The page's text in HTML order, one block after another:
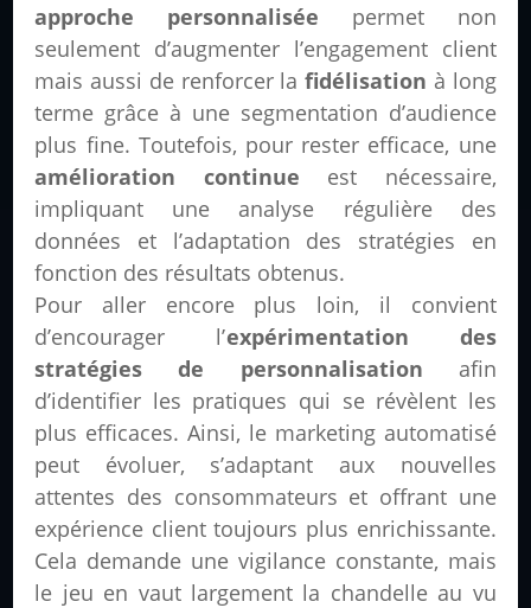
approche personnalisée permet non
seulement d’augmenter l’engagement client
mais aussi de renforcer lafidélisation à long
terme grâce à une segmentation d’audience
plus fine. Toutefois, pour rester efficace, une
amélioration continue est nécessaire,
impliquant une analyse régulière des
données et l’adaptation des stratégies en
fonction des résultats obtenus.
Pour aller encore plus loin, il convient
d’encourager l’expérimentation des
stratégies de personnalisation afin
d’identifier les pratiques qui se révèlent les
plus efficaces. Ainsi, le marketing automatisé
peut évoluer, s’adaptant aux nouvelles
attentes des consommateurs et offrant une
expérience client toujours plus enrichissante.
Cela demande une vigilance constante, mais
le jeu en vaut largement la chandelle au vu